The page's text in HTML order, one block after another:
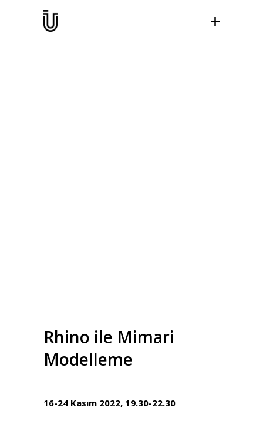
Rhino ile Mimari
Modelleme
16-24 Kasım 2022, 19.30-22.30